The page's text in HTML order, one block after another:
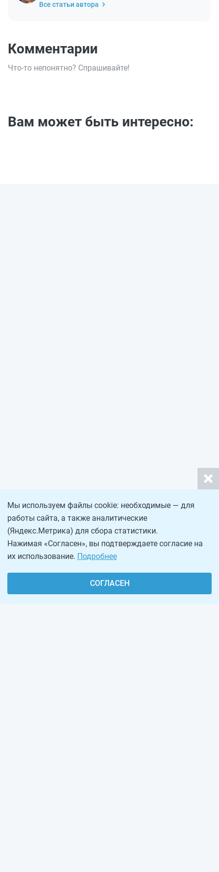
Все статьи автора
Комментарии
Что-то непонятно? Спрашивайте!
Вам может быть интересно:
Мы используем файлы cookie: необходимые — для
работы сайта, а также аналитические
(Яндекс.Метрика) для сбора статистики.
Нажимая «Согласен», вы подтверждаете согласие на
их использование. Подробнее
СОГЛАСЕН